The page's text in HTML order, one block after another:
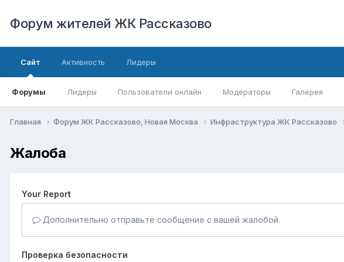
Форум жителей ЖК Рассказово
Сайт
Форумы Лидеры Пользователи онлайн Модераторы Галерея
Активность Лидеры
Главная Форум ЖК Рассказово, Новая Москва Инфраструктура ЖК Рассказово
Жалоба
Your Report
Дополнительно отправьте сообщение с вашей жалобой.
Проверка безопасности